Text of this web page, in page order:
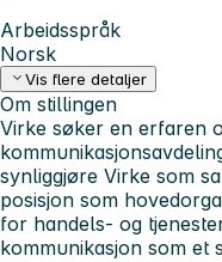
Arbeidsspråk
Norsk
Vis flere detaljer
Om stillingen
Virke søker en erfaren
synliggjøre Virke som
posisjon som
for handels- og
kommunikasjon som et